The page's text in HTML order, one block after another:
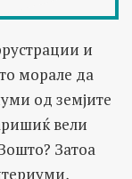
и
морале да
од земјите
вели
Затоа